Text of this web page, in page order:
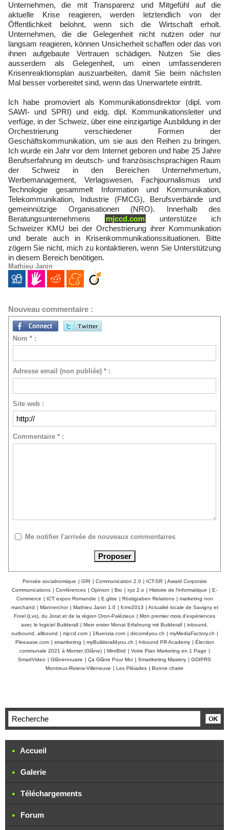
Unternehmen, die mit Transparenz und Mitgefühl auf die
aktuelle Krise reagieren, werden letztendlich von der
Öffentlichkeit belohnt, wenn sich die Wirtschaft erholt.
Unternehmen, die die Gelegenheit nicht nutzen oder nur
langsam reagieren, können Unsicherheit schaffen oder das von
ihnen aufgebaute Vertrauen schädigen. Nutzen Sie dies
ausserdem als Gelegenheit, um einen umfassenderen
Krisenreaktionsplan auszuarbeiten, damit Sie beim nächsten
Mal besser vorbereitet sind, wenn das Unerwartete eintritt.
Ich habe promoviert als Kommunikationsdirektor (dipl. vom
SAWI- und SPRI) und eidg. dipl. Kommunikationsleiter und
verfüge, in der Schweiz, über eine einzigartige Ausbildung in der
Orchestrierung verschiedener Formen der
Geschäftskommunikation, um sie aus den Reihen zu bringen.
Ich wurde ein Jahr vor dem Internet geboren und habe 25 Jahre
Berufserfahrung im deutsch- und französischsprachigen Raum
der Schweiz in den Bereichen Unternehmertum,
Werbemanagement, Verlagswesen, Fachjournalismus und
Technologie gesammelt Information und Kommunikation,
Telekommunikation, Industrie (FMCG), Berufsverbände und
gemeinnützige Organisationen (NRO). Innerhalb des
Beratungsunternehmens
mjccd.com
unterstütze ich
Schweizer KMU bei der Orchestrierung ihrer Kommunikation
und berate auch in Krisenkommunikationssituationen. Bitte
zögern Sie nicht, mich zu kontaktieren, wenn Sie Unterstützung
in diesem Bereich benötigen.
Mathieu Janin
Nouveau commentaire :
Nom * :
Adresse email (non publiée) * :
Site web :
Commentaire * :
Me notifier l'arrivée de nouveaux commentaires
Pensée socialnomique | GRI | Communication 2.0 | ICT-SR | Award Corporate
Communications | Conférences | Opinion | Bio | xyz 2.o | Histoire de l'informatique | E-
Commerce | ICT expos Romandie | E.glise | Röstigraben Relations | marketing non
marchand | Männerchor | Mathieu Janin 1.0 | fcmv2013 | Actualité locale de Savigny et
Forel (Lvx), du Jorat et de la région Oron-Palézieux | Mon premier mois d'expériences
avec le logiciel Builderall | Mein erster Monat Erfahrung mit Builderall | inbound,
outbound, allbound | mjccd.com | 1fluenzia.com | dircom4you.ch | myMediaFactory.ch |
Pleeaase.com | smartketing | myBuilderall4you.ch | Inbound PR Academy | Élection
communale 2021 à Montet (Glâne) | MintBird | Votre Plan Marketing en 1 Page |
SmartVideo | Glânennuaire | Ça Glâne Pour Moi | Smartketing Mastery | GDIPRS
Montreux-Riviera-Villeneuve | Les Pléiades | Bonne chaire
Accueil
Galerie
Téléchargements
Forum